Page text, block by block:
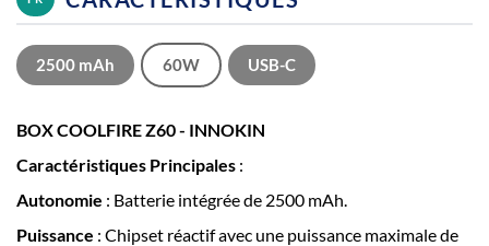
2500 mAh 60W USB-C
BOX COOLFIRE Z60 - INNOKIN
Caractéristiques Principales :
Autonomie : Batterie intégrée de 2500 mAh.
Puissance : Chipset réactif avec une puissance maximale de